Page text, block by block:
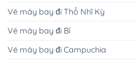
Vé máy bay đi Thổ Nhĩ Kỳ
Vé máy bay đi Bỉ
Vé máy bay đi Campuchia